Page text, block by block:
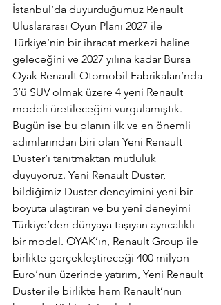
İstanbul’da duyurduğumuz Renault
Uluslararası Oyun Planı 2027 ile
Türkiye’nin bir ihracat merkezi haline
geleceğini ve 2027 yılına kadar Bursa
Oyak Renault Otomobil Fabrikaları’nda
3’ü SUV olmak üzere 4 yeni Renault
modeli üretileceğini vurgulamıştık.
Bugün ise bu planın ilk ve en önemli
adımlarından biri olan Yeni Renault
Duster’ı tanıtmaktan mutluluk
duyuyoruz. Yeni Renault Duster,
bildiğimiz Duster deneyimini yeni bir
boyuta ulaştıran ve bu yeni deneyimi
Türkiye’den dünyaya taşıyan ayrıcalıklı
bir model. OYAK’ın, Renault Group ile
birlikte gerçekleştireceği 400 milyon
Euro’nun üzerinde yatırım, Yeni Renault
Duster ile birlikte hem Renault’nun